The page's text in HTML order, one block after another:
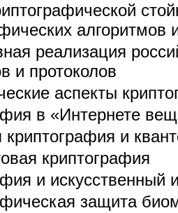
алгоритмов
реализация
и протоколов
аспекты
в «Интернете
криптография и
криптография
и искусственный
защита